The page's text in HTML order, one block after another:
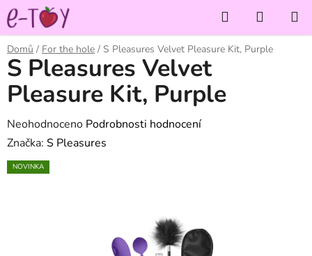
Přejít
na
obsah
Hledat
KOŠÍK
Domů / For the hole / S Pleasures Velvet Pleasure Kit, Purple
S Pleasures Velvet
Pleasure Kit, Purple
Průměrné
hodnocení
produktu
Neohodnoceno Podrobnosti hodnocení
Značka: S Pleasures
NOVINKA